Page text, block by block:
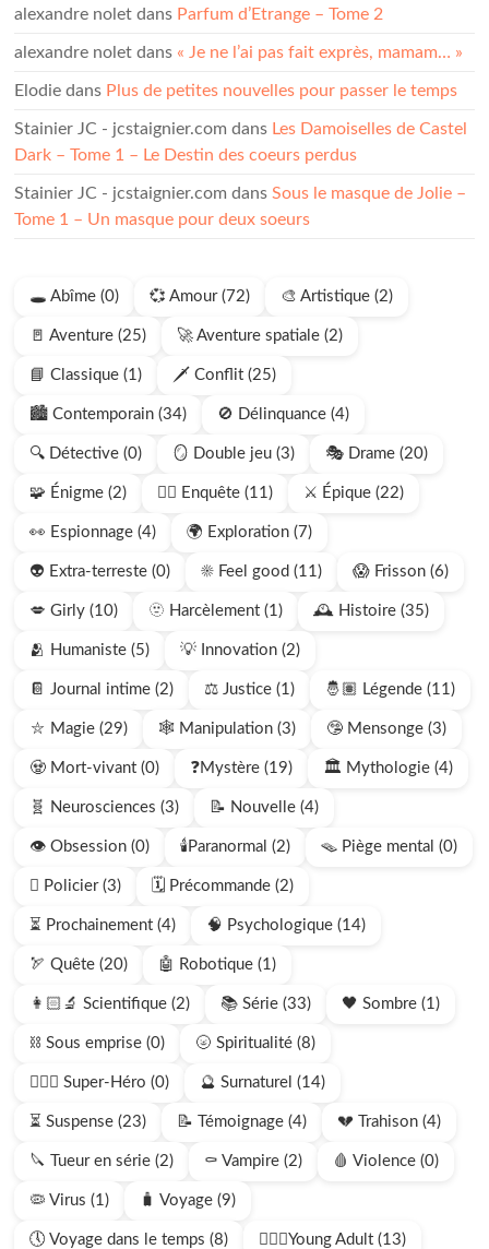
alexandre nolet dans Parfum d’Etrange – Tome 2
alexandre nolet dans « Je ne l’ai pas fait exprès, mamam… »
Elodie dans Plus de petites nouvelles pour passer le temps
Stainier JC - jcstaignier.com dans Les Damoiselles de Castel
Dark – Tome 1 – Le Destin des coeurs perdus
Stainier JC - jcstaignier.com dansSous le masque de Jolie –
Tome 1 – Un masque pour deux soeurs
🕳️ Abîme (0) 💞 Amour (72) 🎨 Artistique (2)
🚪 Aventure (25) 🚀 Aventure spatiale (2)
📘 Classique (1) 🗡️ Conflit (25)
🏙️ Contemporain (34) 🚫 Délinquance (4)
🔍 Détective (0) 🪞 Double jeu (3) 🎭 Drame (20)
🧩 Énigme (2) 🕵🏻 Enquête (11) ⚔️ Épique (22)
👀 Espionnage (4) 🌍 Exploration (7)
👽 Extra-terreste (0) ☀️ Feel good (11) 😱 Frisson (6)
💋 Girly (10) 🫥 Harcèlement (1) 🕰️ Histoire (35)
🫂 Humaniste (5) 💡 Innovation (2)
📔 Journal intime (2) ⚖️ Justice (1) 🤴🏽 Légende (11)
⛥ Magie (29) 🕸️ Manipulation (3) 🤥 Mensonge (3)
🧟 Mort-vivant (0) ❓Mystère (19) 🏛️ Mythologie (4)
🧬 Neurosciences (3) 📝 Nouvelle (4)
👁️ Obsession (0) 🕯️Paranormal (2) 🪤 Piège mental (0)
🫆 Policier (3) 🗓️ Précommande (2)
⏳ Prochainement (4) 🧠 Psychologique (14)
🏹 Quête (20) 🤖 Robotique (1)
👩🏻‍🔬 Scientifique (2) 📚 Série (33) 🖤 Sombre (1)
⛓️ Sous emprise (0) 🌝 Spiritualité (8)
🦸🏻‍♂️ Super-Héro (0) 🔮 Surnaturel (14)
⏳ Suspense (23) 📝 Témoignage (4) 💔 Trahison (4)
🔪 Tueur en série (2) ⚰️ Vampire (2) 🩸 Violence (0)
🦠 Virus (1) 🧳 Voyage (9)
🕔 Voyage dans le temps (8) 🧍🏻‍♂️Young Adult (13)